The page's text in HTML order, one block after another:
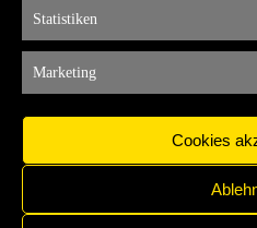
Statistiken
Marketing
Cookies
ARCHIV
ARCHIV